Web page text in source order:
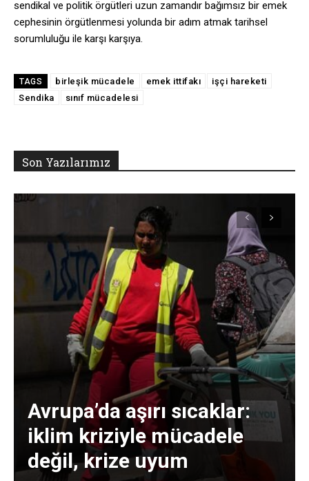
sendikal ve politik örgütleri uzun zamandır bağımsız bir emek
cephesinin örgütlenmesi yolunda bir adım atmak tarihsel
sorumluluğu ile karşı karşıya.
TAGS birleşik mücadele emek ittifakı
işçi hareketi
Sendika
sınıf mücadelesi
Son Yazılarımız
Avrupa’da aşırı sıcaklar:
iklim kriziyle mücadele
değil, krize uyum